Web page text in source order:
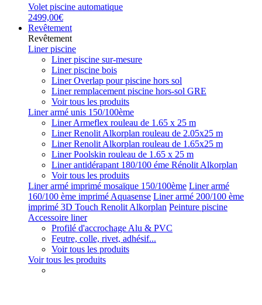
Volet piscine automatique
2499,00€
Revêtement
Revêtement
Liner piscine
Liner piscine sur-mesure
Liner piscine bois
Liner Overlap pour piscine hors sol
Liner remplacement piscine hors-sol GRE
Voir tous les produits
Liner armé unis 150/100ème
Liner Armeflex rouleau de 1.65 x 25 m
Liner Renolit Alkorplan rouleau de 2.05x25 m
Liner Renolit Alkorplan rouleau de 1.65x25 m
Liner Poolskin rouleau de 1.65 x 25 m
Liner antidérapant 180/100 éme Rénolit Alkorplan
Voir tous les produits
Liner armé imprimé mosaïque 150/100ème Liner armé
160/100 ème imprimé Aquasense Liner armé 200/100 ème
imprimé 3D Touch Renolit Alkorplan Peinture piscine
Accessoire liner
Profilé d'accrochage Alu & PVC
Feutre, colle, rivet, adhésif...
Voir tous les produits
Voir tous les produits